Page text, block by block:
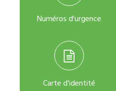
Numéros d'urgence
Carte d'identité